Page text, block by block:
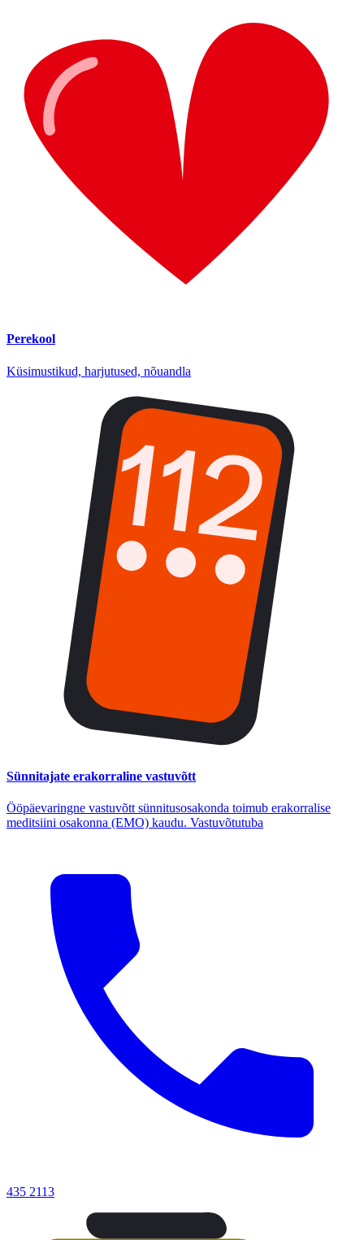
Perekool
Küsimustikud, harjutused, nõuandla
Sünnitajate erakorraline vastuvõtt
Ööpäevaringne vastuvõtt sünnitusosakonda toimub erakorralise
meditsiini osakonna (EMO) kaudu. Vastuvõtutuba
435 2113